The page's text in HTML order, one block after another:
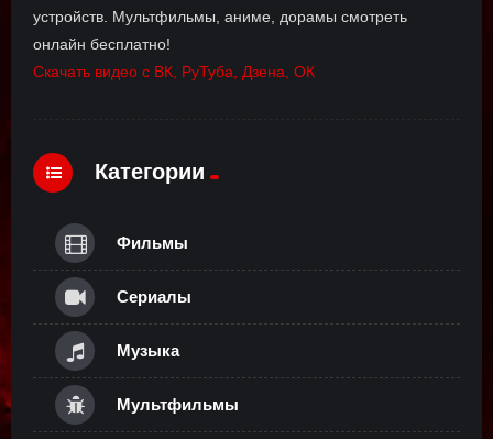
устройств. Мультфильмы, аниме, дорамы смотреть
онлайн бесплатно!
Скачать видео с ВК, РуТуба, Дзена, ОК
Категории
Фильмы
Сериалы
Музыка
Мультфильмы